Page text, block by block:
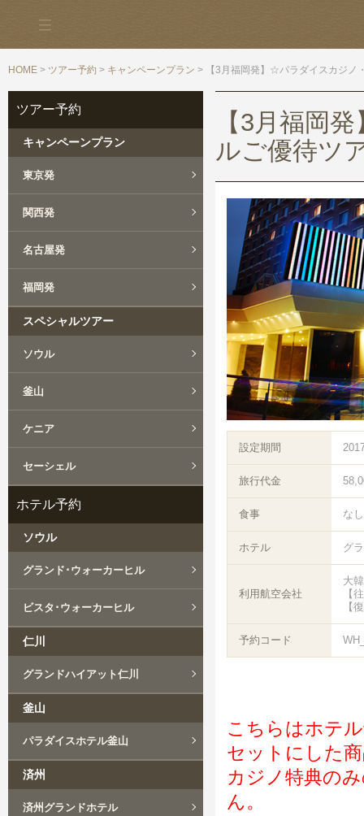
HOME > ツアー予約 > キャンペーンプラン > 【3月福岡発】☆パラダイスカジノ
【3月福岡
ルご優待ツ
設定期間
旅行代金
食事 なし
ホテル グ
利用航空会社
大
【
【
予約コード
こちらはホテ
セットにした
カジノ特典の
ん。
ツアー予約
キャンペーンプラン
東京発
関西発
名古屋発
福岡発
スペシャルツアー
ソウル
釜山
ケニア
セーシェル
ホテル予約
ソウル
グランド･ウォーカーヒル
ビスタ･ウォーカーヒル
仁川
グランドハイアット仁川
釜山
パラダイスホテル釜山
済州
済州グランドホテル